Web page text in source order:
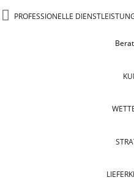
PROFESSIONELLE